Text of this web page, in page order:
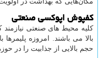
کفپوش اپوکسی صنعتی
کلیه محیط های صنعتی
بالا می باشند. امروزه
حجم بالایی از جذابیت را در